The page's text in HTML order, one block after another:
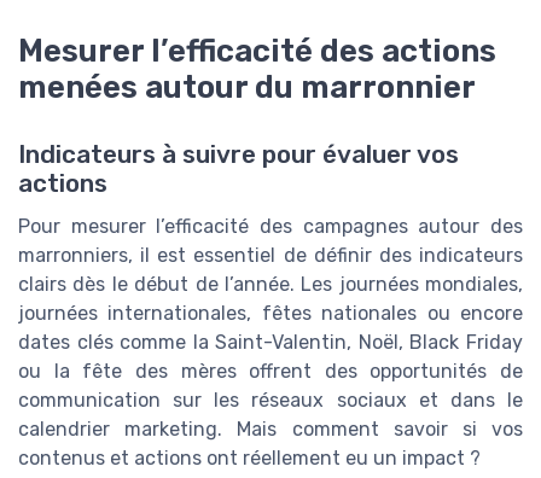
Mesurer l’efficacité des actions
menées autour du marronnier
Indicateurs à suivre pour évaluer vos
actions
Pour mesurer l’efficacité des campagnes autour des
marronniers, il est essentiel de définir des indicateurs
clairs dès le début de l’année. Les journées mondiales,
journées internationales, fêtes nationales ou encore
dates clés comme la Saint-Valentin, Noël, Black Friday
ou la fête des mères offrent des opportunités de
communication sur les réseaux sociaux et dans le
calendrier marketing. Mais comment savoir si vos
contenus et actions ont réellement eu un impact ?